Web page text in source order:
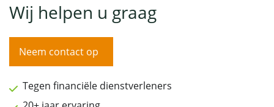
Wij helpen u graag
Neem contact op
Tegen financiële dienstverleners